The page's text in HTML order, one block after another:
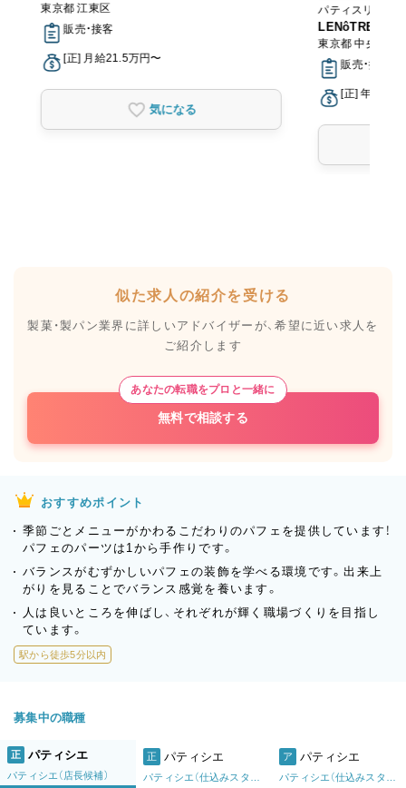
東京都 江東区
販売・接客
[正] 月給21.5万円〜
気になる
パティスリー・ス
LENôTRE＜ル
東京都 中央区
販売・接客
[正] 年収300
似た求人の紹介を受ける
製菓・製パン業界に詳しいアドバイザーが、希望に近い求人を
ご紹介します
あなたの転職をプロと一緒に
無料で相談する
おすすめポイント
季節ごとメニューがかわるこだわりのパフェを提供しています！
パフェのパーツは1から手作りです。
バランスがむずかしいパフェの装飾を学べる環境です。出来上
がりを見ることでバランス感覚を養います。
人は良いところを伸ばし、それぞれが輝く職場づくりを目指し
ています。
駅から徒歩5分以内
募集中の職種
正 パティシエ
パティシエ（店長候補）
正 パティシエ ア パティシエ